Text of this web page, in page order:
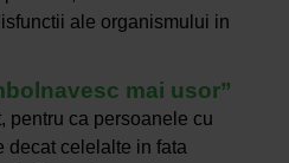
ale organismului in
mai usor”
pentru ca persoanele cu
decat celelalte in fata